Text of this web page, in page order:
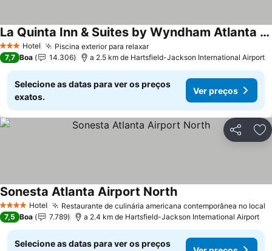
3 EstrelasHotel Piscina exterior para relaxar
La Quinta Inn & Suites by Wyndham Atlanta Airport North
7,7 Boa 14.306 a 2.5 km de Hartsfield-Jackson International Airport
Selecione as datas para ver os preços
exatos.
Ver preços
Partilhar
4 EstrelasHotel Restaurante de culinária americana contemporânea no local
Sonesta Atlanta Airport North
7,5 Boa 7.789 a 2.4 km de Hartsfield-Jackson International Airport
Selecione as datas para ver os preços